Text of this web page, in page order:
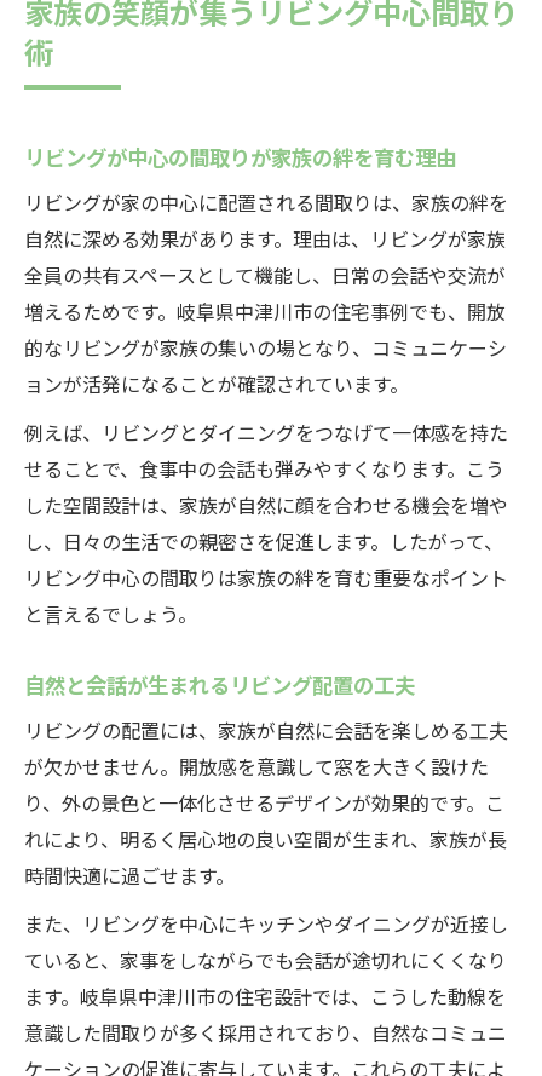
リビングが中心の間取りで毎日を豊かに
き出す
点
家族が集いやすいリビング配置の工夫
リビングが中心の間取りが暮らしを快適に
する理由
コミュニケーションが深まる間取りのコツ
暮らしの中心にリビングがある心地よさ
リビングが中心の間取りで毎日を快適に過
ごす
心地よいリビング中心間取りの配置アイデ
ア
家族がリラックスできるリビング空間の作
自然体で集まるリビング中心の間取り実践
例
暮らしやすさを高めるリビング周辺の工夫
リビングが中心の間取りで絆が深まる理由
リビングが中心の間取りが家族交流を促進
心地よい距離感を生むリビング配置とは
家族の思い出が増えるリビング中心間取り
生活リズムを支えるリビング中心設計の魅
力
リビングが中心の間取りで家族の時間が増
家族の笑顔が集うリビング中心間取り
術
リビングが中心の間取りが家族の絆を育む理由
リビングが家の中心に配置される間取りは、家族の絆を
自然に深める効果があります。理由は、リビングが家族
全員の共有スペースとして機能し、日常の会話や交流が
増えるためです。岐阜県中津川市の住宅事例でも、開放
的なリビングが家族の集いの場となり、コミュニケーシ
ョンが活発になることが確認されています。
例えば、リビングとダイニングをつなげて一体感を持た
せることで、食事中の会話も弾みやすくなります。こう
した空間設計は、家族が自然に顔を合わせる機会を増や
し、日々の生活での親密さを促進します。したがって、
リビング中心の間取りは家族の絆を育む重要なポイント
と言えるでしょう。
自然と会話が生まれるリビング配置の工夫
リビングの配置には、家族が自然に会話を楽しめる工夫
が欠かせません。開放感を意識して窓を大きく設けた
り、外の景色と一体化させるデザインが効果的です。こ
れにより、明るく居心地の良い空間が生まれ、家族が長
時間快適に過ごせます。
また、リビングを中心にキッチンやダイニングが近接し
ていると、家事をしながらでも会話が途切れにくくなり
ます。岐阜県中津川市の住宅設計では、こうした動線を
意識した間取りが多く採用されており、自然なコミュニ
ケーションの促進に寄与しています。これらの工夫によ